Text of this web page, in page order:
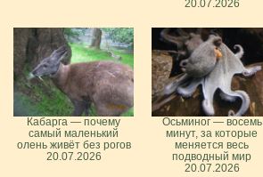
20.07.2026
Кабарга — почему
самый маленький
олень живёт без рогов
20.07.2026
Осьминог — восемь
минут, за которые
меняется весь
подводный мир
20.07.2026